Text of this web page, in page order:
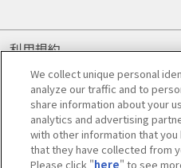
利用規約
個人情報の取り扱いについて
会員優待サービスの提携を
JAFホームページ
We collect unique personal
analyze our traffic and to
share information about your
analytics and advertising
with other information that
that they have collected from
Please click "here" to see